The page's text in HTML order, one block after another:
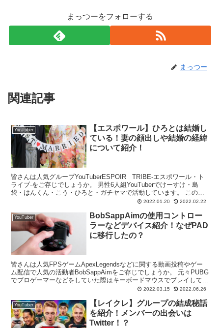
まっつーをフォローする
まっつー
関連記事
YouTuber
【エスポワール】ひろとは結婚し
ている！妻の顔出しや結婚の経緯
について紹介！
皆さんは人気グループYouTuberESPOIR TRIBE-エスポワール・ト
ライブ‐をご存じでしょうか。 男性6人組YouTuberでけーすけ・島
袋・はんくん・こう・ひろと・ガチヤマで活動しています。 この投
2022.01.20 2022.02.22
YouTuber
BobSappAimの使用コントロー
ラーなどデバイス紹介！なぜPAD
に移行したの？
皆さんは人気FPSゲームApexLegendsなどに関する動画投稿やゲー
ム配信で人気の活動者BobSappAimをご存じでしょうか。 元々PUBG
でプロゲーマーなどをしていた際はキーボードマウスでプレイしてい
2022.03.15 2022.06.26
YouTuber
【レイクレ】グループの結成秘話
を紹介！メンバーの出会いは
Twitter！？